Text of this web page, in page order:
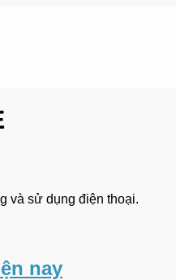
và sử dụng điện thoại.
nay